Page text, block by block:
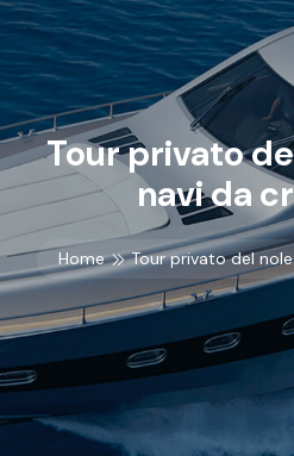
Tour privato
navi da
Home Tour privato del